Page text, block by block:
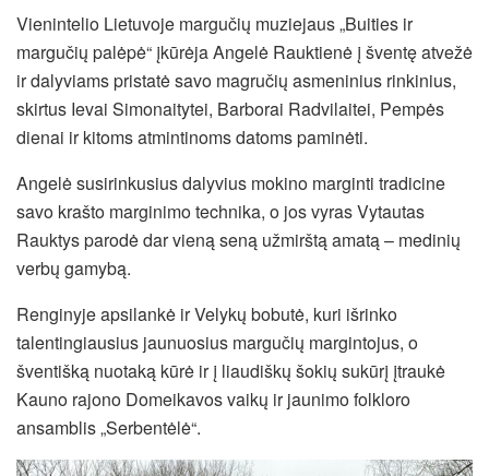
Vienintelio Lietuvoje margučių muziejaus „Buities ir
margučių palėpė“ įkūrėja Angelė Rauktienė į šventę atvežė
ir dalyviams pristatė savo magručių asmeninius rinkinius,
skirtus Ievai Simonaitytei, Barborai Radvilaitei, Pempės
dienai ir kitoms atmintinoms datoms paminėti.
Angelė susirinkusius dalyvius mokino marginti tradicine
savo krašto marginimo technika, o jos vyras Vytautas
Rauktys parodė dar vieną seną užmirštą amatą – medinių
verbų gamybą.
Renginyje apsilankė ir Velykų bobutė, kuri išrinko
talentingiausius jaunuosius margučių margintojus, o
šventišką nuotaką kūrė ir į liaudiškų šokių sukūrį įtraukė
Kauno rajono Domeikavos vaikų ir jaunimo folkloro
ansamblis „Serbentėlė“.